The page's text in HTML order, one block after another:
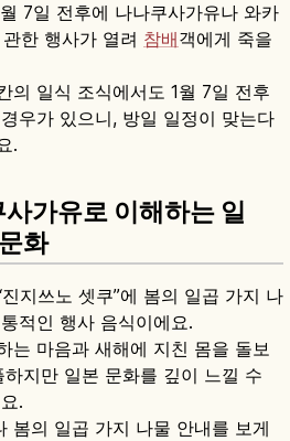
7일 전후에 나나쿠사가유나 와카
한 행사가 열려 참배객에게 죽을
의 일식 조식에서도 1월 7일 전후
우가 있으니, 방일 일정이 맞는다
.
가유로 이해하는 일
화
지쓰노 셋쿠”에 봄의 일곱 가지 나
적인 행사 음식이에요.
는 마음과 새해에 지친 몸을 돌보
지만 일본 문화를 깊이 느낄 수
.
봄의 일곱 가지 나물 안내를 보게